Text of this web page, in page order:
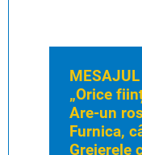
„Orice
Are-un
Furnica,
Greierele